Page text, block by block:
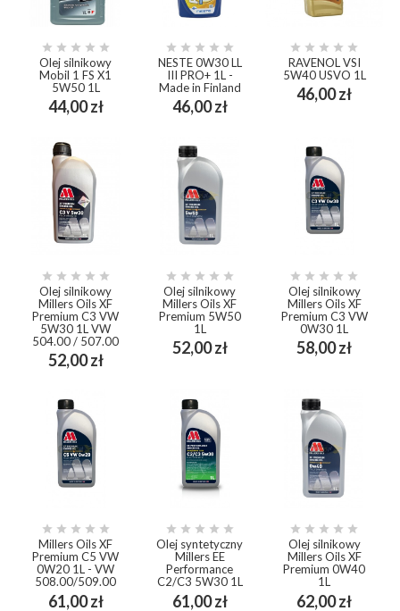
    
Olej silnikowy
Mobil 1 FS X1
5W50 1L
44,00 złCena
    
NESTE 0W30 LL
III PRO+ 1L -
Made in Finland
46,00 złCena
    
RAVENOL VSI
5W40 USVO 1L
46,00 złCena
    
Olej silnikowy
Millers Oils XF
Premium C3 VW
5W30 1L VW
504.00 / 507.00
52,00 złCena
    
Olej silnikowy
Millers Oils XF
Premium 5W50
1L
52,00 złCena
    
Olej silnikowy
Millers Oils XF
Premium C3 VW
0W30 1L
58,00 złCena
    
Millers Oils XF
Premium C5 VW
0W20 1L - VW
508.00/509.00
61,00 złCena
    
Olej syntetyczny
Millers EE
Performance
C2/C3 5W30 1L
61,00 złCena
    
Olej silnikowy
Millers Oils XF
Premium 0W40
1L
62,00 złCena